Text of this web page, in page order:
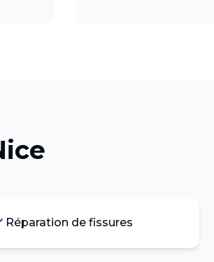
Réparation de fissures